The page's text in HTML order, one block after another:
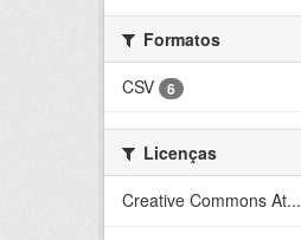
Formatos
CSV
6
Licenças
Creative Commons At...